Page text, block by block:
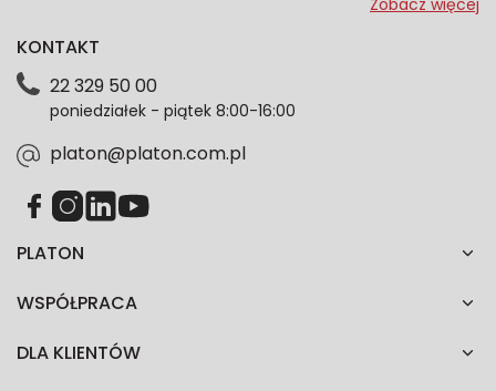
dotyczące danych osobowych znajdziesz w naszej
każdym czasie. Wycofanie zgody nie wpłynie na
zgodność z prawem przetwarzania dokonanego przed
Zobacz więcej
PLATON
WSPÓŁPRACA
DLA KLIENTÓW
KONTAKT
22 329 50 00
poniedziałek - piątek 8:00-16:00
platon@platon.com.pl